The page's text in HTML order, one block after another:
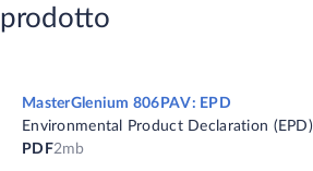
prodotto
MasterGlenium 806PAV: EPD
Environmental Product Declaration (EPD)
PDF2mb